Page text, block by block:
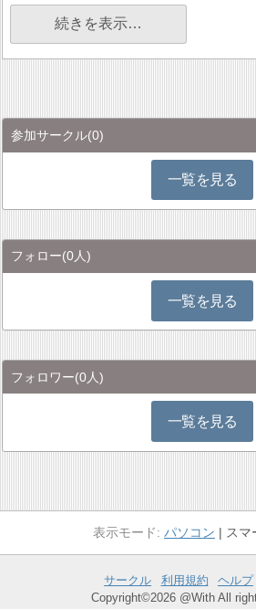
続きを表示…
参加サークル(0)
一覧を見る
フォロー(0人)
一覧を見る
フォロワー(0人)
一覧を見る
パソコン スマ
サークル 利用規約 ヘルプ
Copyright©2026 @With All